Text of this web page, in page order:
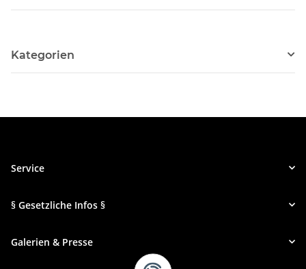
Kategorien
Service
§ Gesetzliche Infos §
Galerien & Presse